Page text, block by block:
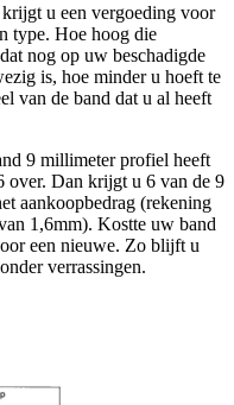
u een vergoeding voor
type. Hoe hoog die
nog op uw beschadigde
is, hoe minder u hoeft te
van de band dat u al heeft
9 millimeter profiel heeft
over. Dan krijgt u 6 van de 9
aankoopbedrag (rekening
1,6mm). Kostte uw band
een nieuwe. Zo blijft u
verrassingen.